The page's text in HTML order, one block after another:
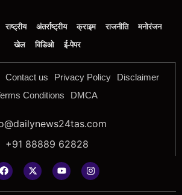
राष्ट्रीय अंतर्राष्ट्रीय क्राइम राजनीति
मनोरंजन
खेल
विडिओ ई-पेपर
Contact us Privacy Policy
Disclaimer
Conditions
DMCA
+91 88889 62828